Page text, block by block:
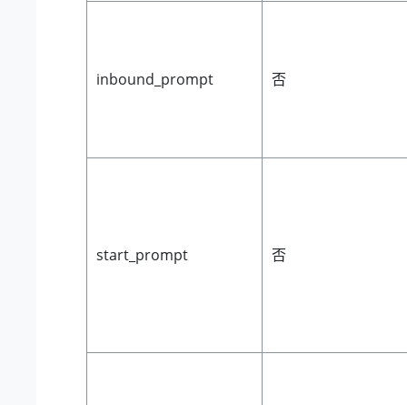
inbound_prompt 否
start_prompt 否